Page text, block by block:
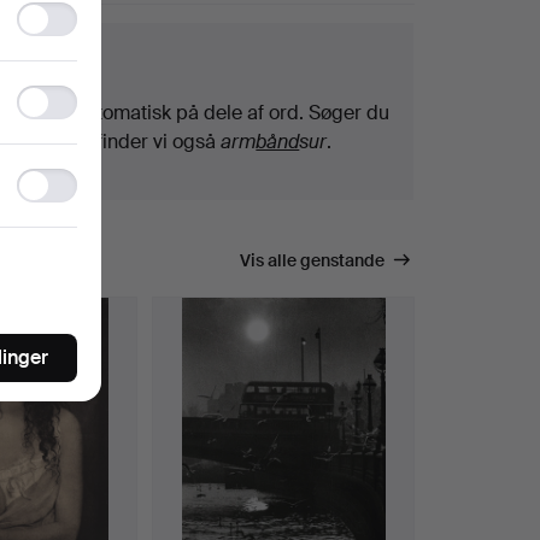
Vi søger automatisk på dele af ord. Søger du
bånd , finder vi ogsåarmbåndsur.
Vis alle genstande
Functionality
storage
Statistics
storage
Ad
storage